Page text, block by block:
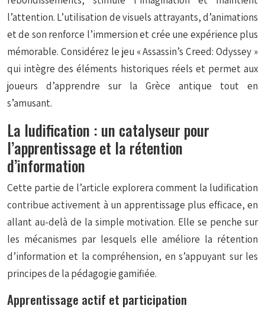
l’attention. L’utilisation de visuels attrayants, d’animations
et de son renforce l’immersion et crée une expérience plus
mémorable. Considérez le jeu « Assassin’s Creed: Odyssey »
qui intègre des éléments historiques réels et permet aux
joueurs d’apprendre sur la Grèce antique tout en
s’amusant.
La ludification : un catalyseur pour
l’apprentissage et la rétention
d’information
Cette partie de l’article explorera comment la ludification
contribue activement à un apprentissage plus efficace, en
allant au-delà de la simple motivation. Elle se penche sur
les mécanismes par lesquels elle améliore la rétention
d’information et la compréhension, en s’appuyant sur les
principes de la pédagogie gamifiée.
Apprentissage actif et participation